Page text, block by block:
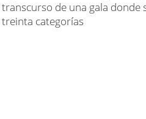
transcurso de una gala
treinta categorías